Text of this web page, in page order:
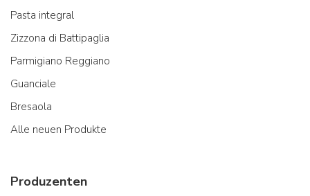
Pasta integral
Zizzona di Battipaglia
Parmigiano Reggiano
Guanciale
Bresaola
Alle neuen Produkte
Produzenten